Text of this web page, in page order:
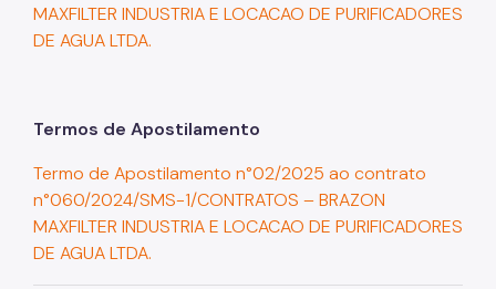
Epidemiologia e Informação - CEInfo
Escola Municipal de Saúde - EMS
MAXFILTER INDUSTRIA E LOCACAO DE PURIFICADORES
DE AGUA LTDA.
Termos de Apostilamento
Termo de Apostilamento n°02/2025 ao contrato
n°060/2024/SMS-1/CONTRATOS – BRAZON
MAXFILTER INDUSTRIA E LOCACAO DE PURIFICADORES
DE AGUA LTDA.